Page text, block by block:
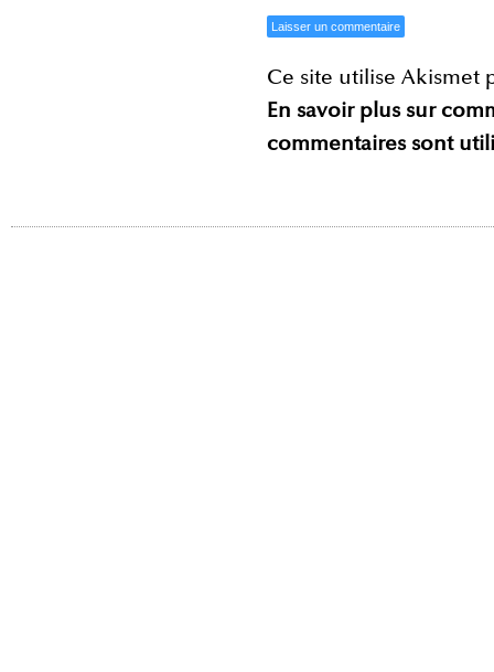
Ce site utilise Akismet
En savoir plus sur
commentaires sont